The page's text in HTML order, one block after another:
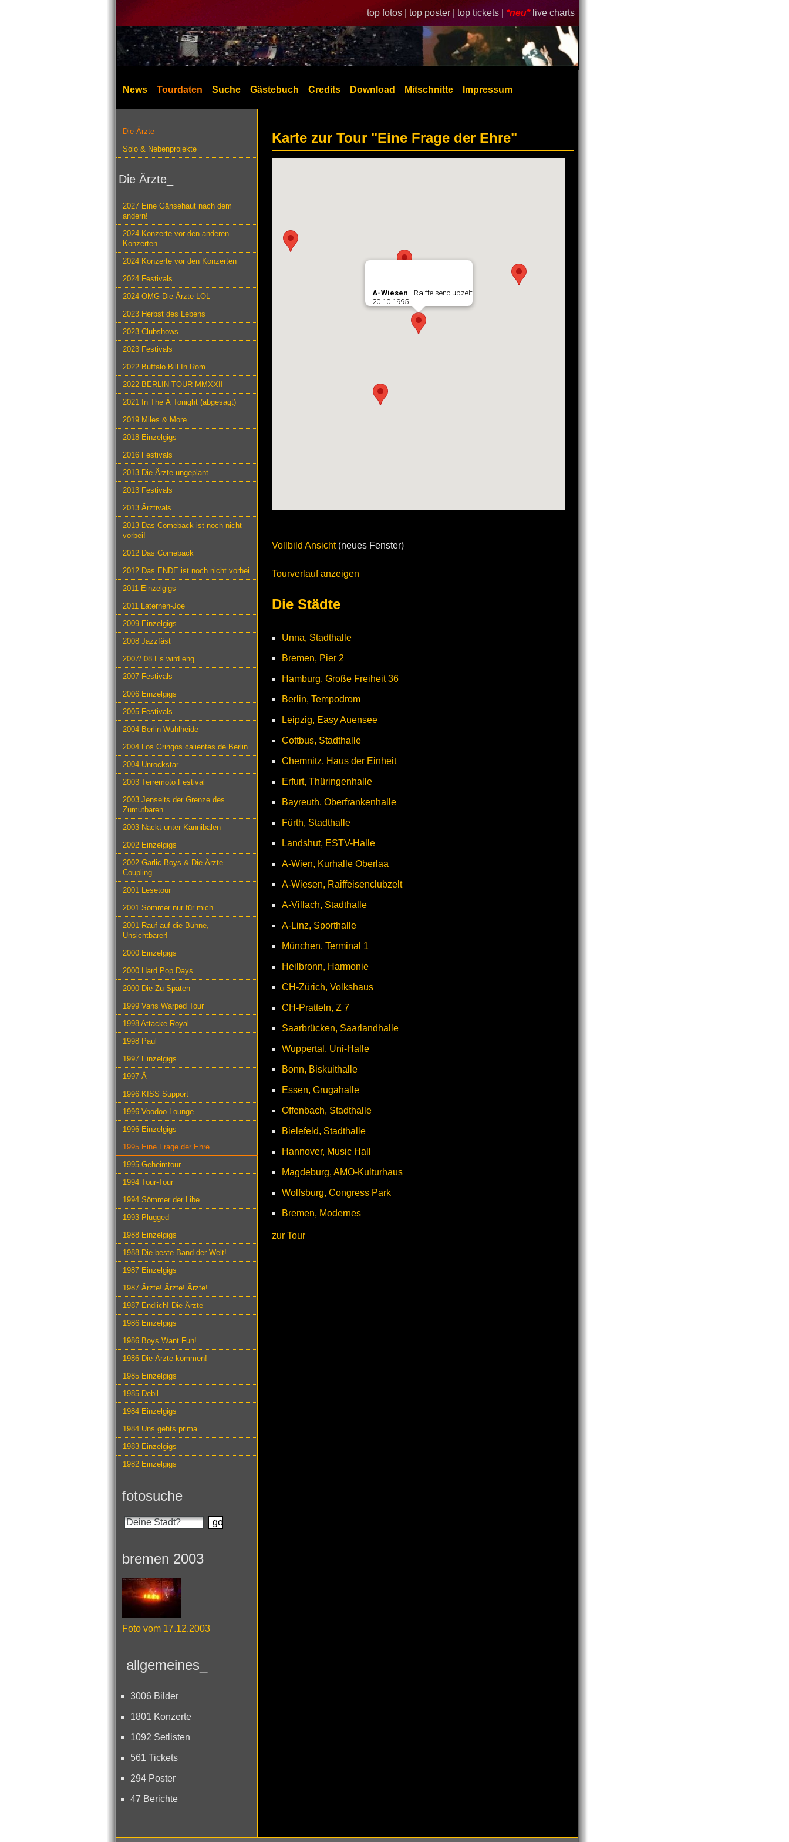
top fotos | top poster | top tickets | *neu* live charts
News Tourdaten Suche Gästebuch Credits Download Mitschnitte Impressum
Die Ärzte
Solo & Nebenprojekte
Die Ärzte_
2027 Eine Gänsehaut nach dem
andern!
2024 Konzerte vor den anderen
Konzerten
2024 Konzerte vor den Konzerten
2024 Festivals
2024 OMG Die Ärzte LOL
2023 Herbst des Lebens
2023 Clubshows
2023 Festivals
2022 Buffalo Bill In Rom
2022 BERLIN TOUR MMXXII
2021 In The Ä Tonight (abgesagt)
2019 Miles & More
2018 Einzelgigs
2016 Festivals
2013 Die Ärzte ungeplant
2013 Festivals
2013 Ärztivals
2013 Das Comeback ist noch nicht
vorbei!
2012 Das Comeback
2012 Das ENDE ist noch nicht vorbei
2011 Einzelgigs
2011 Laternen-Joe
2009 Einzelgigs
2008 Jazzfäst
2007/ 08 Es wird eng
2007 Festivals
2006 Einzelgigs
2005 Festivals
2004 Berlin Wuhlheide
2004 Los Gringos calientes de Berlin
2004 Unrockstar
2003 Terremoto Festival
2003 Jenseits der Grenze des
Zumutbaren
2003 Nackt unter Kannibalen
2002 Einzelgigs
2002 Garlic Boys & Die Ärzte
Coupling
2001 Lesetour
2001 Sommer nur für mich
2001 Rauf auf die Bühne,
Unsichtbarer!
2000 Einzelgigs
2000 Hard Pop Days
2000 Die Zu Späten
1999 Vans Warped Tour
1998 Attacke Royal
1998 Paul
1997 Einzelgigs
1997 Ä
1996 KISS Support
1996 Voodoo Lounge
1996 Einzelgigs
1995 Eine Frage der Ehre
1995 Geheimtour
1994 Tour-Tour
1994 Sömmer der Libe
1993 Plugged
1988 Einzelgigs
1988 Die beste Band der Welt!
1987 Einzelgigs
1987 Ärzte! Ärzte! Ärzte!
1987 Endlich! Die Ärzte
1986 Einzelgigs
1986 Boys Want Fun!
1986 Die Ärzte kommen!
1985 Einzelgigs
1985 Debil
1984 Einzelgigs
1984 Uns gehts prima
1983 Einzelgigs
1982 Einzelgigs
fotosuche
bremen 2003
Foto vom 17.12.2003
allgemeines_
3006 Bilder
1801 Konzerte
1092 Setlisten
561 Tickets
294 Poster
47 Berichte
Karte zur Tour "Eine Frage der Ehre"
A-Wiesen - Raiffeisenclubzelt
20.10.1995
Vollbild Ansicht(neues Fenster)
Tourverlauf anzeigen
Die Städte
Unna, Stadthalle
Bremen, Pier 2
Hamburg, Große Freiheit 36
Berlin, Tempodrom
Leipzig, Easy Auensee
Cottbus, Stadthalle
Chemnitz, Haus der Einheit
Erfurt, Thüringenhalle
Bayreuth, Oberfrankenhalle
Fürth, Stadthalle
Landshut, ESTV-Halle
A-Wien, Kurhalle Oberlaa
A-Wiesen, Raiffeisenclubzelt
A-Villach, Stadthalle
A-Linz, Sporthalle
München, Terminal 1
Heilbronn, Harmonie
CH-Zürich, Volkshaus
CH-Pratteln, Z 7
Saarbrücken, Saarlandhalle
Wuppertal, Uni-Halle
Bonn, Biskuithalle
Essen, Grugahalle
Offenbach, Stadthalle
Bielefeld, Stadthalle
Hannover, Music Hall
Magdeburg, AMO-Kulturhaus
Wolfsburg, Congress Park
Bremen, Modernes
zur Tour